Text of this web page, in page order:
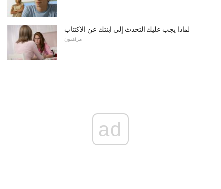
لماذا يجب عليك التحدث إلى ابنتك عن الاكتئاب
مراهقون
ad